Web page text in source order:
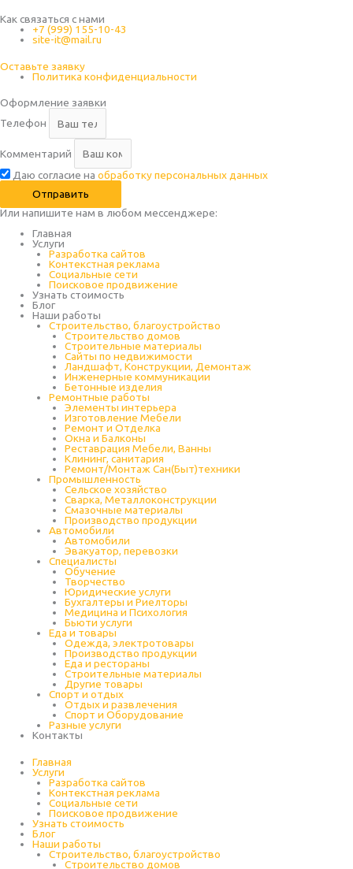
Как связаться с нами
+7 (999) 155-10-43
site-it@mail.ru
Оставьте заявку
Политика конфиденциальности
Оформление заявки
Телефон
Комментарий
Даю согласие на обработку персональных данных
Отправить
Или напишите нам в любом месcенджере:
Главная
Услуги
Разработка сайтов
Контекстная реклама
Социальные сети
Поисковое продвижение
Узнать стоимость
Блог
Наши работы
Строительство, благоустройство
Строительство домов
Строительные материалы
Сайты по недвижимости
Ландшафт, Конструкции, Демонтаж
Инженерные коммуникации
Бетонные изделия
Ремонтные работы
Элементы интерьера
Изготовление Мебели
Ремонт и Отделка
Окна и Балконы
Реставрация Мебели, Ванны
Клининг, санитария
Ремонт/Монтаж Сан(Быт)техники
Промышленность
Cельское хозяйство
Сварка, Металлоконструкции
Cмазочные материалы
Производство продукции
Автомобили
Автомобили
Эвакуатор, перевозки
Специалисты
Обучение
Творчество
Юридические услуги
Бухгалтеры и Риелторы
Медицина и Психология
Бьюти услуги
Еда и товары
Одежда, электротовары
Производство продукции
Еда и рестораны
Строительные материалы
Другие товары
Спорт и отдых
Отдых и развлечения
Спорт и Оборудование
Разные услуги
Контакты
Главная
Услуги
Разработка сайтов
Контекстная реклама
Социальные сети
Поисковое продвижение
Узнать стоимость
Блог
Наши работы
Строительство, благоустройство
Строительство домов